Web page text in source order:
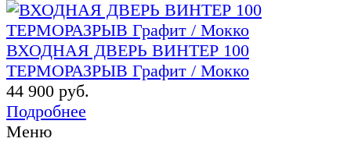
ВХОДНАЯ ДВЕРЬ ВИНТЕР 100
ТЕРМОРАЗРЫВ Графит / Мокко
44 900 руб.
Подробнее
Меню